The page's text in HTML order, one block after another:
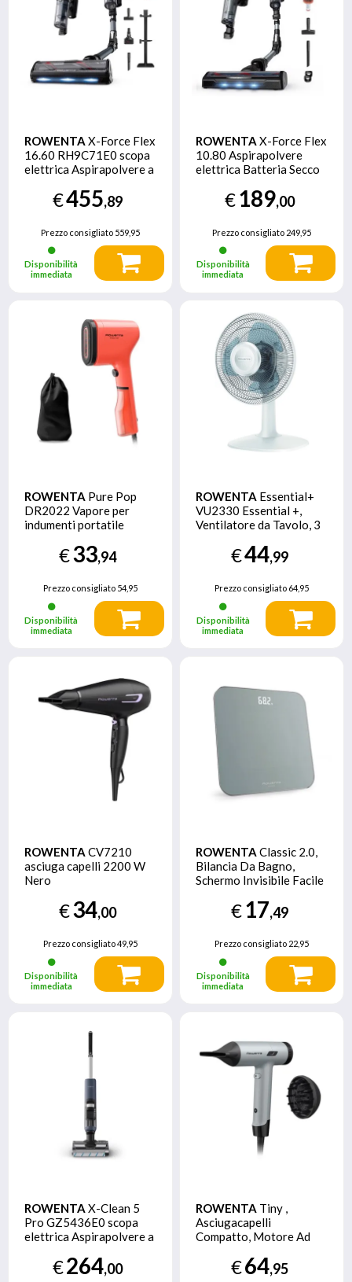
ROWENTA X-Force Flex
16.60 RH9C71E0 scopa
elettrica Aspirapolvere a
Secco Senza sacchetto
Nero, Blu
€455,89
Prezzo consigliato559,95
Disponibilità
immediata
ROWENTA X-Force Flex
10.80 Aspirapolvere
elettrica Batteria Secco
Verde, Nero
€189,00
Prezzo consigliato 249,95
Disponibilità
immediata
ROWENTA Pure Pop
DR2022 Vapore per
indumenti portatile
€33,94
Prezzo consigliato54,95
Disponibilità
immediata
ROWENTA Essential+
VU2330 Essential +,
Ventilatore da Tavolo, 3
dBA, Design compatto,
Flusso d’aria mx 34
m3/min, Bianco
€44,99
Prezzo consigliato 64,95
Disponibilità
immediata
ROWENTA CV7210
asciuga capelli 2200 W
Nero
€34,00
Prezzo consigliato49,95
Disponibilità
immediata
ROWENTA Classic 2.0,
Bilancia Da Bagno,
Schermo Invisibile Facile
BS1903
€17,49
Prezzo consigliato 22,95
Disponibilità
immediata
ROWENTA X-Clean 5
Pro GZ5436E0 scopa
elettrica Aspirapolvere a
Secco e bagnato Senza
sacchetto 0,5 L Blu, Nero
€264,00
ROWENTA Tiny ,
Asciugacapelli
Compatto, Motore Ad
Ultra-compatto, HY7120
€64,95